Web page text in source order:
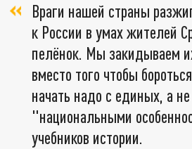
Враги нашей страны
к России в умах жителей
пелёнок. Мы закидываем
вместо того чтобы
начать надо с единых, а
"национальными
учебников истории.